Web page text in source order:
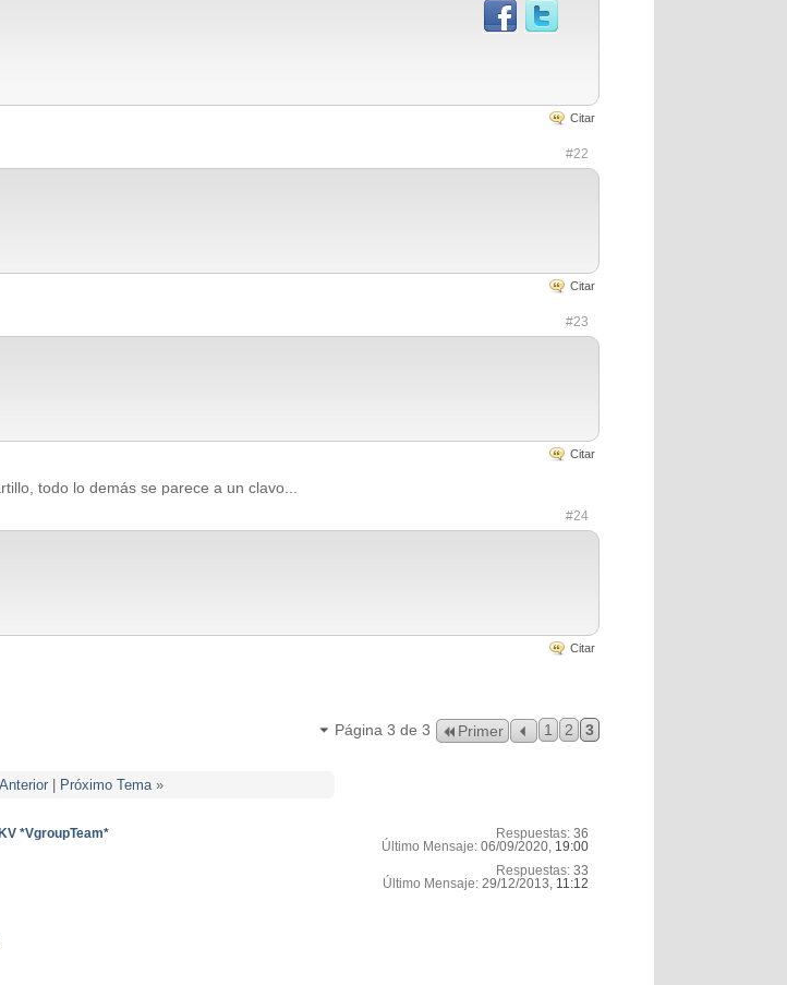
Citar
#22
Citar
#23
Citar
todo lo demás se parece a un clavo...
#24
Citar
Página 3 de 3 Primer 1 2 3
| Próximo Tema »
*VgroupTeam*
Respuestas: 36
Último Mensaje: 06/09/2020, 19:00
Respuestas: 33
Último Mensaje: 29/12/2013, 11:12